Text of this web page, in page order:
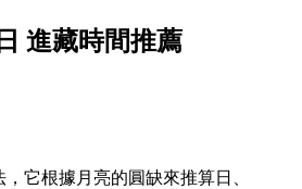
進藏時間推薦
它根據月亮的圓缺來推算日、